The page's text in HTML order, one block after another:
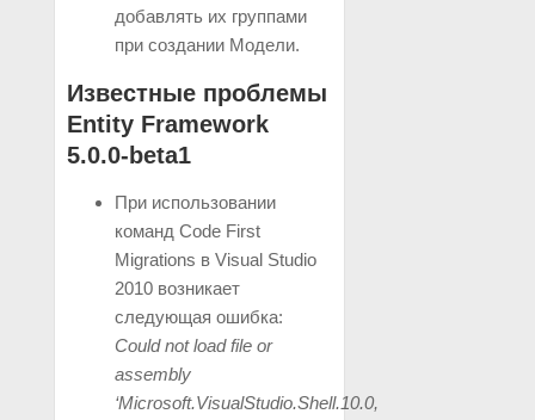
добавлять их группами
при создании Модели.
Известные проблемы
Entity Framework
5.0.0-beta1
При использовании
команд Code First
Migrations в Visual Studio
2010 возникает
следующая ошибка:
Could not load file or
assembly
‘Microsoft.VisualStudio.Shell.10.0,